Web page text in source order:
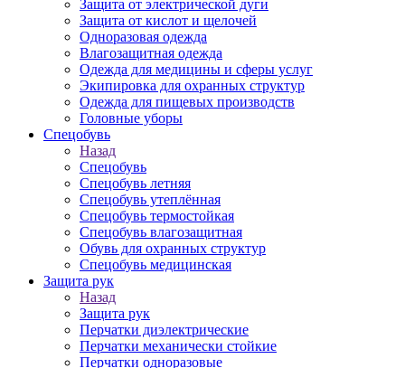
Защита от электрической дуги
Защита от кислот и щелочей
Одноразовая одежда
Влагозащитная одежда
Одежда для медицины и сферы услуг
Экипировка для охранных структур
Одежда для пищевых производств
Головные уборы
Спецобувь
Назад
Спецобувь
Спецобувь летняя
Спецобувь утеплённая
Спецобувь термостойкая
Спецобувь влагозащитная
Обувь для охранных структур
Спецобувь медицинская
Защита рук
Назад
Защита рук
Перчатки диэлектрические
Перчатки механически стойкие
Перчатки одноразовые